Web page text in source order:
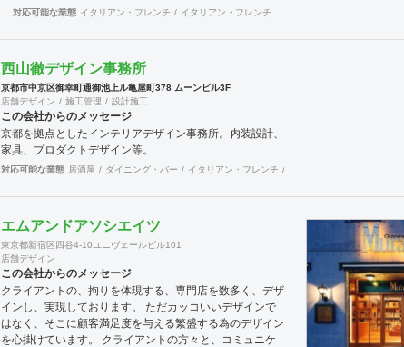
対応可能な業態 イタリアン・フレンチ イタリアン・フレンチ
西山徹デザイン事務所
京都市中京区御幸町通御池上ル亀屋町378 ムーンビル3F
店舗デザイン
施工管理 設計施工
この会社からのメッセージ
京都を拠点としたインテリアデザイン事務所。内装設計、
家具、プロダクトデザイン等。
対応可能な業態 居酒屋 ダイニング・バー イタリアン・フレンチ
エムアンドアソシエイツ
東京都新宿区四谷4-10ユニヴェールビル101
店舗デザイン
この会社からのメッセージ
クライアントの、拘りを体現する、専門店を数多く、デザ
インし、実現しております。 ただカッコいいデザインで
はなく、そこに顧客満足度を与える繁盛する為のデザイン
を心掛けています。 クライアントの方々と、コミュニケ